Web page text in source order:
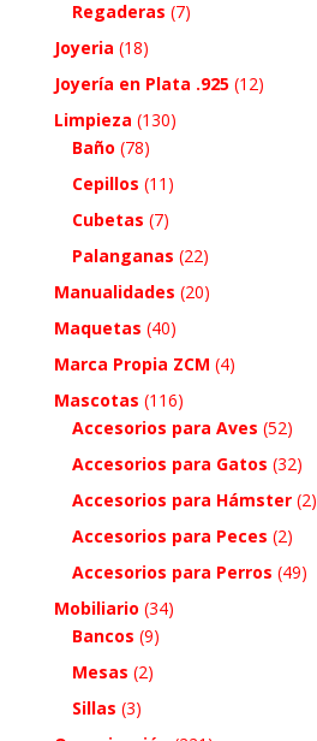
Regaderas (7)
Joyeria (18)
Joyería en Plata .925 (12)
Limpieza (130)
Baño (78)
Cepillos (11)
Cubetas (7)
Palanganas (22)
Manualidades (20)
Maquetas (40)
Marca Propia ZCM (4)
Mascotas (116)
Accesorios para Aves (52)
Accesorios para Gatos (32)
Accesorios para Hámster (2)
Accesorios para Peces (2)
Accesorios para Perros (49)
Mobiliario (34)
Bancos (9)
Mesas (2)
Sillas (3)